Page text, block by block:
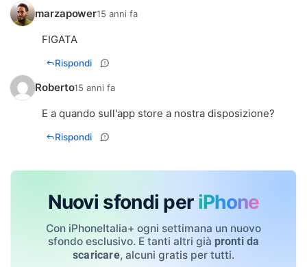
marzapower15 anni fa
FIGATA
Rispondi
Roberto15 anni fa
E a quando sull'app store a nostra disposizione?
Rispondi
Nuovi sfondi per iPhone
Con iPhoneItalia+ ogni settimana un nuovo
sfondo esclusivo. E tanti altri già pronti da
scaricare, alcuni gratis per tutti.